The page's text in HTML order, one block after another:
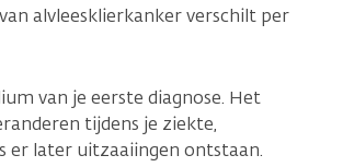
alvleesklierkanker verschilt per
van je eerste diagnose. Het
tijdens je ziekte,
er later uitzaaiingen ontstaan.